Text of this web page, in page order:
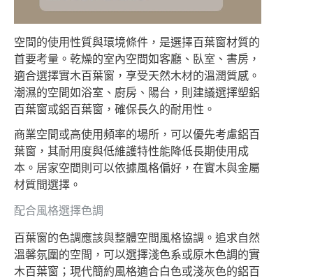
空間的使用性質與環境條件，是選擇百葉窗材質的
首要考量。乾燥的室內空間如客廳、臥室、書房，
適合選擇實木百葉窗，享受天然木材的溫潤質感。
潮濕的空間如浴室、廚房、陽台，則建議選擇塑鋁
百葉窗或鋁百葉窗，確保長久的耐用性。
商業空間或高使用頻率的場所，可以優先考慮鋁百
葉窗，其耐用度與低維護特性能降低長期使用成
本。居家空間則可以依據風格偏好，在實木與金屬
材質間選擇。
配合風格選擇色調
百葉窗的色調應該與整體空間風格協調。追求自然
溫馨氛圍的空間，可以選擇淺色系或原木色調的實
木百葉窗；現代簡約風格適合白色或淺灰色的鋁百